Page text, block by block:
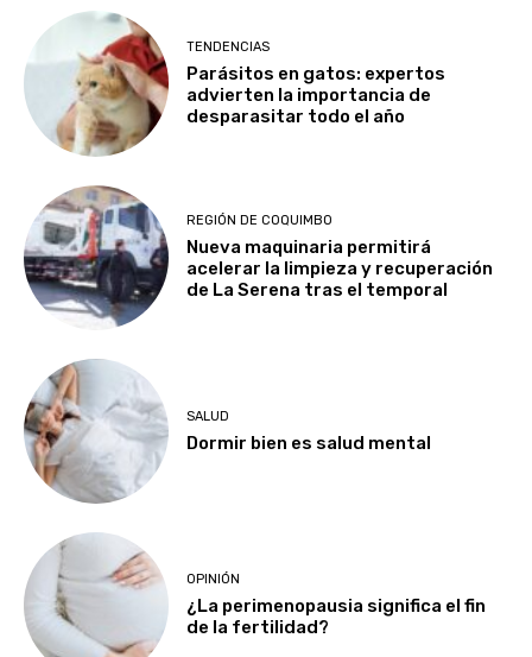
TENDENCIAS
Parásitos en gatos: expertos
advierten la importancia de
desparasitar todo el año
REGIÓN DE COQUIMBO
Nueva maquinaria permitirá
acelerar la limpieza y recuperación
de La Serena tras el temporal
SALUD
Dormir bien es salud mental
OPINIÓN
¿La perimenopausia significa el fin
de la fertilidad?